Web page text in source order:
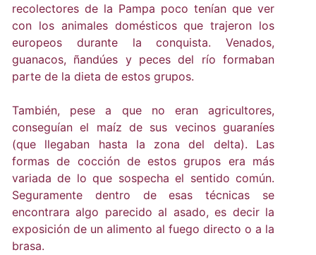
recolectores de la Pampa poco tenían que ver
con los animales domésticos que trajeron los
europeos durante la conquista. Venados,
guanacos, ñandúes y peces del río formaban
parte de la dieta de estos grupos.
También, pese a que no eran agricultores,
conseguían el maíz de sus vecinos guaraníes
(que llegaban hasta la zona del delta). Las
formas de cocción de estos grupos era más
variada de lo que sospecha el sentido común.
Seguramente dentro de esas técnicas se
encontrara algo parecido al asado, es decir la
exposición de un alimento al fuego directo o a la
brasa.